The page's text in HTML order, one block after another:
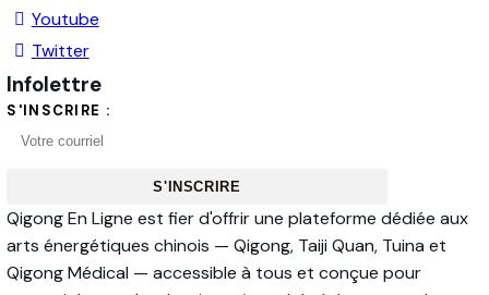
Youtube
Twitter
Infolettre
S'INSCRIRE :
S'INSCRIRE
Qigong En Ligne est fier d'offrir une plateforme dédiée aux
arts énergétiques chinois — Qigong, Taiji Quan, Tuina et
Qigong Médical — accessible à tous et conçue pour